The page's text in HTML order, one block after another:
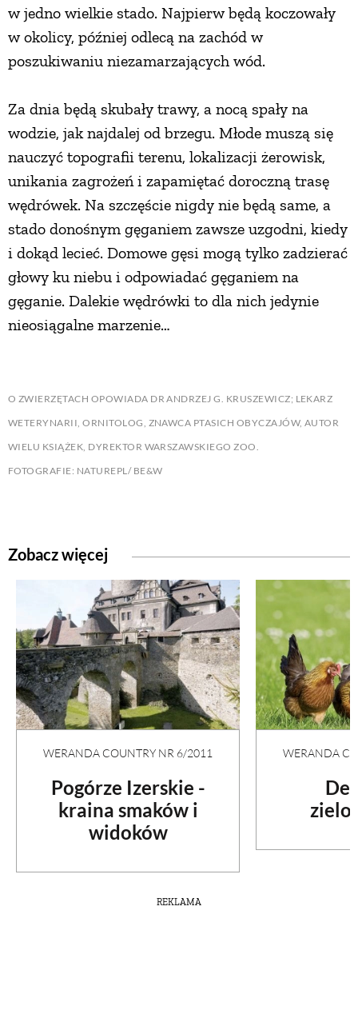
w jedno wielkie stado. Najpierw będą koczowały
w okolicy, później odlecą na zachód w
poszukiwaniu niezamarzających wód.
Za dnia będą skubały trawy, a nocą spały na
wodzie, jak najdalej od brzegu. Młode muszą się
nauczyć topografii terenu, lokalizacji żerowisk,
unikania zagrożeń i zapamiętać doroczną trasę
wędrówek. Na szczęście nigdy nie będą same, a
stado donośnym gęganiem zawsze uzgodni, kiedy
i dokąd lecieć. Domowe gęsi mogą tylko zadzierać
głowy ku niebu i odpowiadać gęganiem na
gęganie. Dalekie wędrówki to dla nich jedynie
nieosiągalne marzenie…
O ZWIERZĘTACH OPOWIADA DR ANDRZEJ G. KRUSZEWICZ; LEKARZ
WETERYNARII, ORNITOLOG, ZNAWCA PTASICH OBYCZAJÓW, AUTOR
WIELU KSIĄŻEK, DYREKTOR WARSZAWSKIEGO ZOO.
FOTOGRAFIE: NATUREPL/ BE&W
Zobacz więcej
WERANDA COUNTRY NR 6/2011
Pogórze Izerskie -
kraina smaków i
widoków
WERANDA
REKLAMA